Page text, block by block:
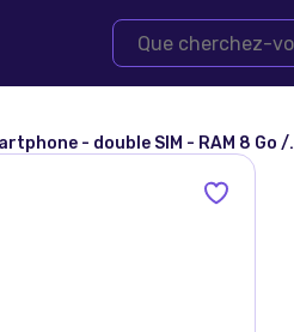
interne 256 Go - OLED display - 6.8"" - 3088 x 1440 pixels (120 Hz) - 4x caméras